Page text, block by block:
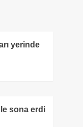
yerinde
sona erdi